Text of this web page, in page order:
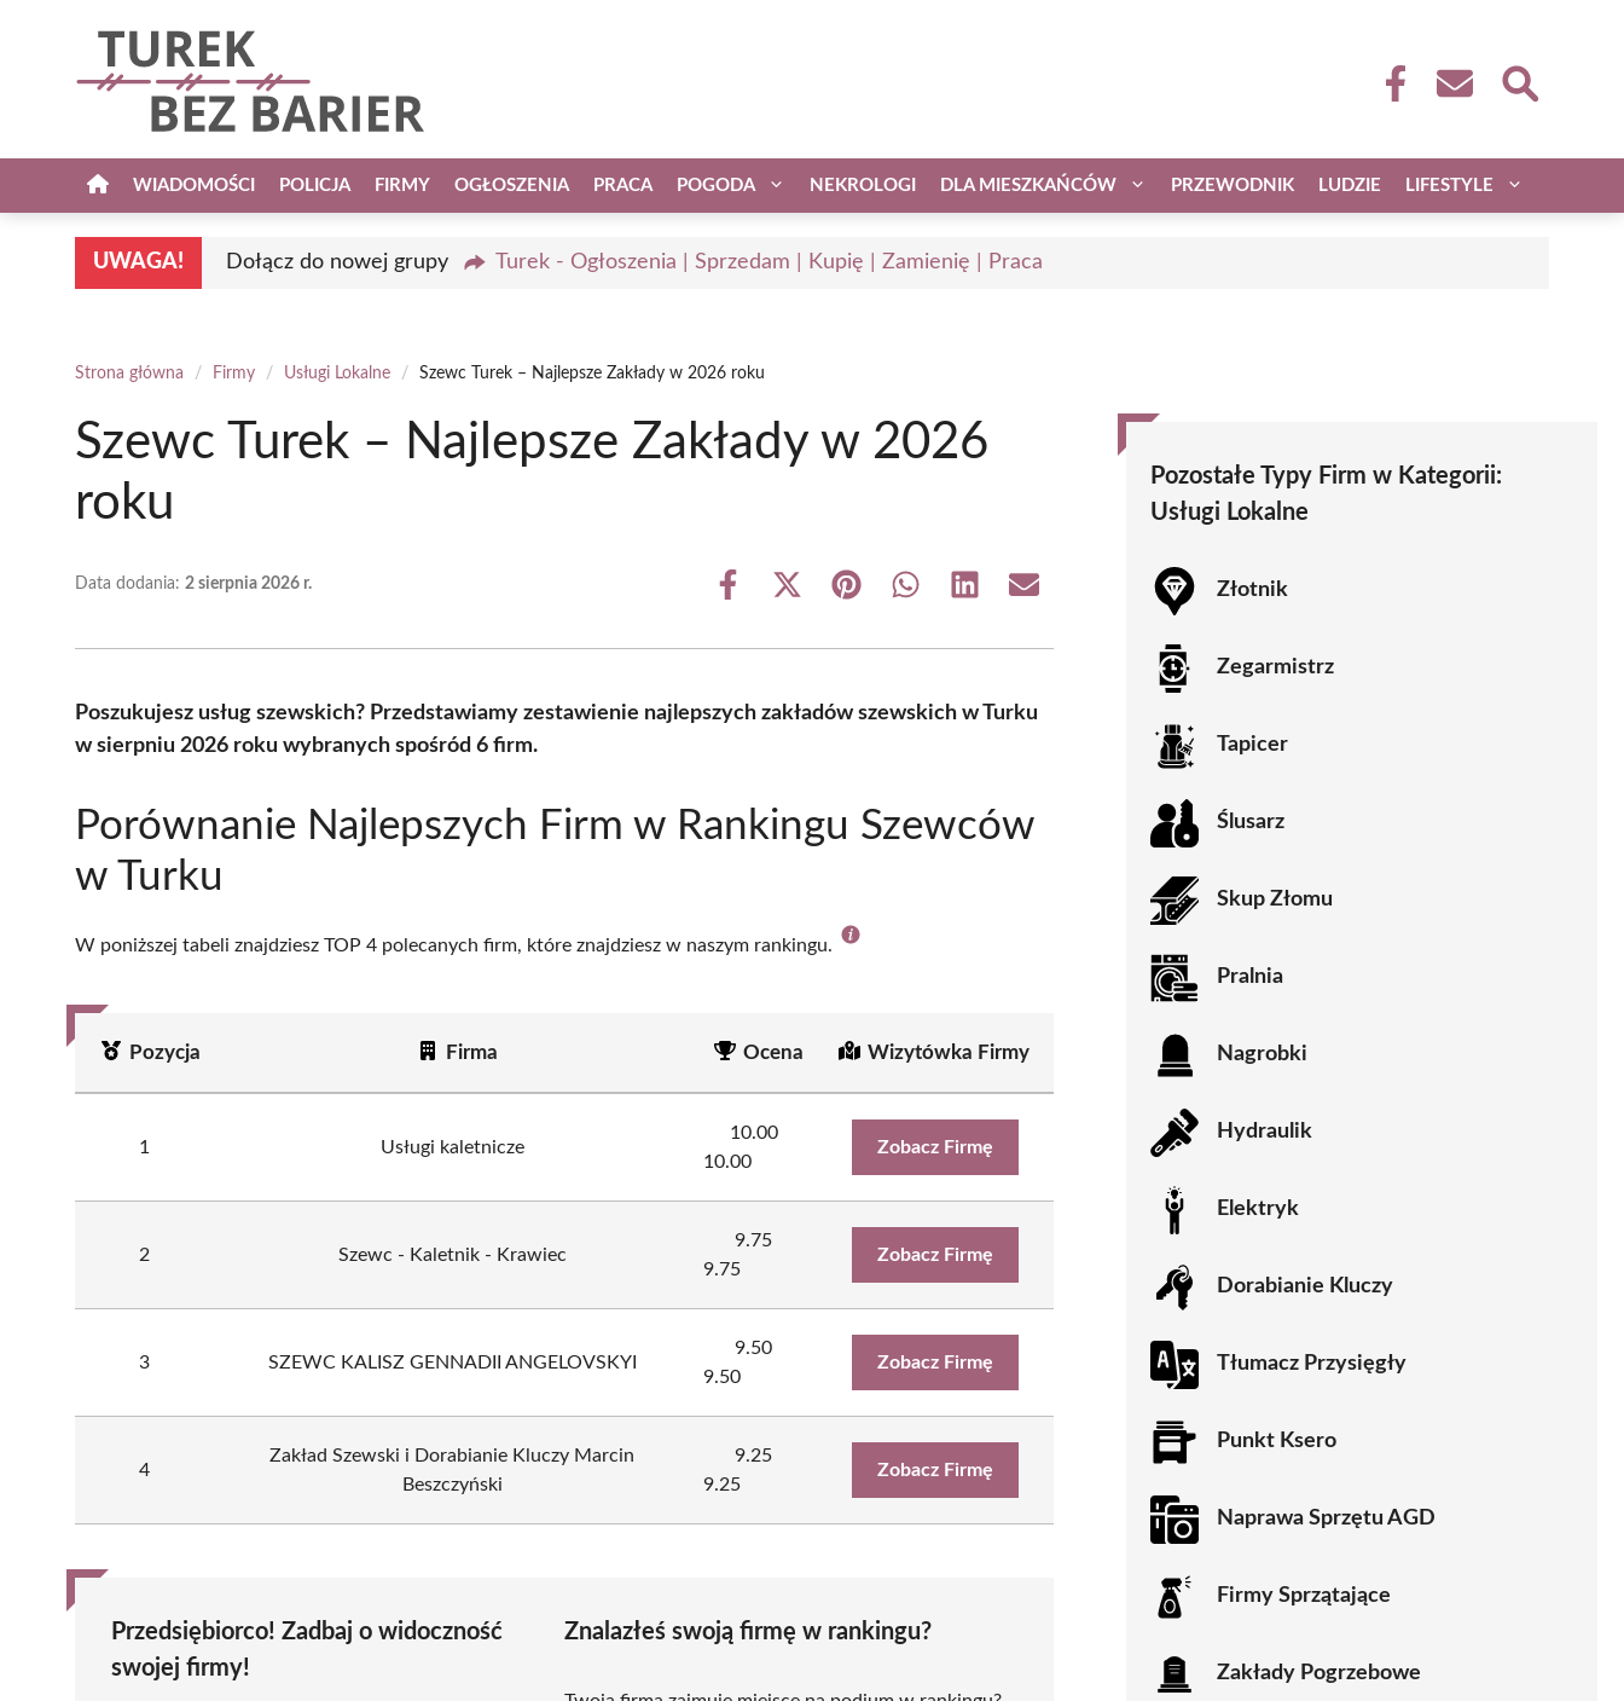
WIADOMOŚCI POLICJA FIRMY OGŁOSZENIA PRACA POGODA NEKROLOGI DLA MIESZKAŃCÓW PRZEWODNIK LUDZIE LIFESTYLE
UWAGA! Dołącz do nowej grupy Turek - Ogłoszenia | Sprzedam | Kupię | Zamienię | Praca
Strona główna / Firmy / Usługi Lokalne / Szewc Turek – Najlepsze Zakłady w 2026 roku
Szewc Turek – Najlepsze Zakłady w 2026
roku
Data dodania: 2 sierpnia 2026 r.
Share
Share
(Twitter)
Share Share Share Share
Poszukujesz usług szewskich? Przedstawiamy zestawienie najlepszych zakładów szewskich w Turku
w sierpniu 2026 roku wybranych spośród 6 firm.
Porównanie Najlepszych Firm w Rankingu Szewców
w Turku
W poniższej tabeli znajdziesz TOP 4 polecanych firm, które znajdziesz w naszym rankingu.
Pozycja Firma Ocena Wizytówka Firmy
1 Usługi kaletnicze
10.00
10.00
Zobacz Firmę
2 Szewc - Kaletnik - Krawiec
9.75
9.75
Zobacz Firmę
3 SZEWC KALISZ GENNADII ANGELOVSKYI
9.50
9.50
Zobacz Firmę
4
Zakład Szewski i Dorabianie Kluczy Marcin
Beszczyński
9.25
9.25
Zobacz Firmę
Przedsiębiorco! Zadbaj o widoczność
swojej firmy!
Znalazłeś swoją firmę w rankingu?
Pozostałe Typy Firm w Kategorii:
Usługi Lokalne
Złotnik
Zegarmistrz
Tapicer
Ślusarz
Skup Złomu
Pralnia
Nagrobki
Hydraulik
Elektryk
Dorabianie Kluczy
Tłumacz Przysięgły
Punkt Ksero
Naprawa Sprzętu AGD
Firmy Sprzątające
Zakłady Pogrzebowe